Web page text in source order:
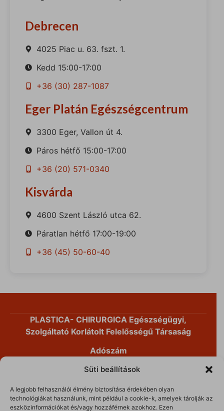
Süti beállítások
A legjobb felhasználói élmény biztosítása érdekében olyan
technológiákat használunk, mint például a cookie-k, amelyek tárolják az
eszközinformációkat és/vagy hozzáférnek azokhoz. Ezen
Debrecen
4025 Piac u. 63. fszt. 1.
Kedd 15:00-17:00
+36 (30) 287-1087
Eger Platán Egészségcentrum
3300 Eger, Vallon út 4.
Páros hétfő 15:00-17:00
+36 (20) 571-0340
Kisvárda
4600 Szent László utca 62.
Páratlan hétfő 17:00-19:00
+36 (45) 50-60-40
PLASTICA- CHIRURGICA Egészségügyi,
Szolgáltató Korlátolt Felelősségű Társaság
Adószám
01-09-893053